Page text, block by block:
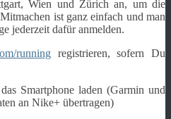
Wien und Zürich an, um die
ist ganz einfach und man
jederzeit dafür anmelden.
running registrieren, sofern Du
Smartphone laden (Garmin und
an Nike+ übertragen)